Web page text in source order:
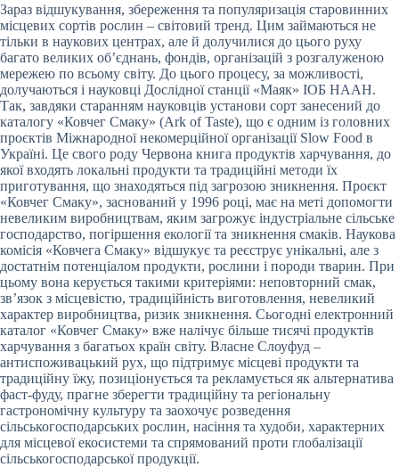
Зараз відшукування, збереження та популяризація старовинних
місцевих сортів рослин – світовий тренд. Цим займаються не
тільки в наукових центрах, але й долучилися до цього руху
багато великих об’єднань, фондів, організацій з розгалуженою
мережею по всьому світу. До цього процесу, за можливості,
долучаються і науковці Дослідної станції «Маяк» ІОБ НААН.
Так, завдяки старанням науковців установи сорт занесений до
каталогу «Ковчег Смаку» (Ark of Taste), що є одним із головних
проєктів Міжнародної некомерційної організації Slow Food в
Україні. Це свого роду Червона книга продуктів харчування, до
якої входять локальні продукти та традиційні методи їх
приготування, що знаходяться під загрозою зникнення. Проєкт
«Ковчег Смаку», заснований у 1996 році, має на меті допомогти
невеликим виробництвам, яким загрожує індустріальне сільське
господарство, погіршення екології та зникнення смаків. Наукова
комісія «Ковчега Смаку» відшукує та реєструє унікальні, але з
достатнім потенціалом продукти, рослини і породи тварин. При
цьому вона керується такими критеріями: неповторний смак,
зв’язок з місцевістю, традиційність виготовлення, невеликий
характер виробництва, ризик зникнення. Сьогодні електронний
каталог «Ковчег Смаку» вже налічує більше тисячі продуктів
харчування з багатьох країн світу. Власне Слоуфуд –
антиспоживацький рух, що підтримує місцеві продукти та
традиційну їжу, позиціонується та рекламується як альтернатива
фаст-фуду, прагне зберегти традиційну та регіональну
гастрономічну культуру та заохочує розведення
сільськогосподарських рослин, насіння та худоби, характерних
для місцевої екосистеми та спрямований проти глобалізації
сільськогосподарської продукції.